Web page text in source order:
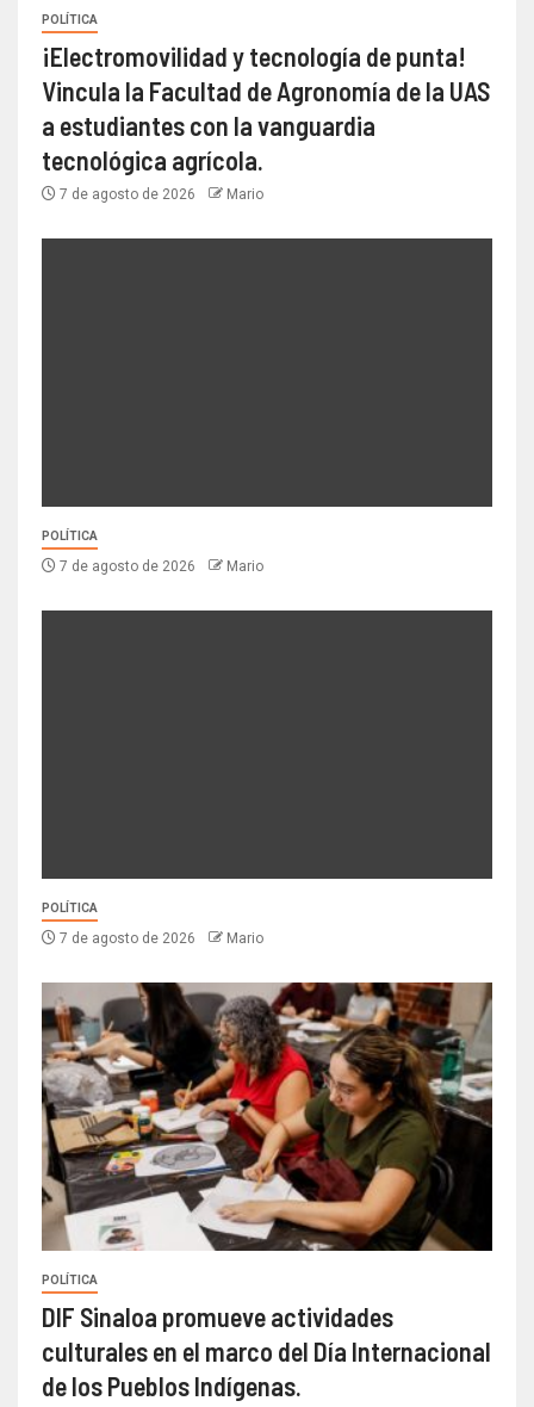
POLÍTICA
¡Electromovilidad y tecnología de punta!
Vincula la Facultad de Agronomía de la UAS
a estudiantes con la vanguardia
tecnológica agrícola.
7 de agosto de 2026 Mario
POLÍTICA
7 de agosto de 2026 Mario
POLÍTICA
7 de agosto de 2026 Mario
POLÍTICA
DIF Sinaloa promueve actividades
culturales en el marco del Día Internacional
de los Pueblos Indígenas.